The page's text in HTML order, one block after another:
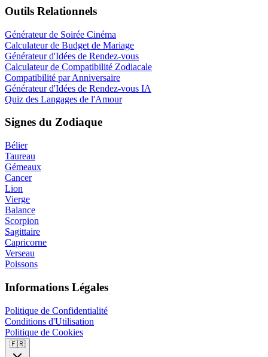
Outils Relationnels
Générateur de Soirée Cinéma
Calculateur de Budget de Mariage
Générateur d'Idées de Rendez-vous
Calculateur de Compatibilité Zodiacale
Compatibilité par Anniversaire
Générateur d'Idées de Rendez-vous IA
Quiz des Langages de l'Amour
Signes du Zodiaque
Bélier
Taureau
Gémeaux
Cancer
Lion
Vierge
Balance
Scorpion
Sagittaire
Capricorne
Verseau
Poissons
Informations Légales
Politique de Confidentialité
Conditions d'Utilisation
Politique de Cookies
🇫🇷